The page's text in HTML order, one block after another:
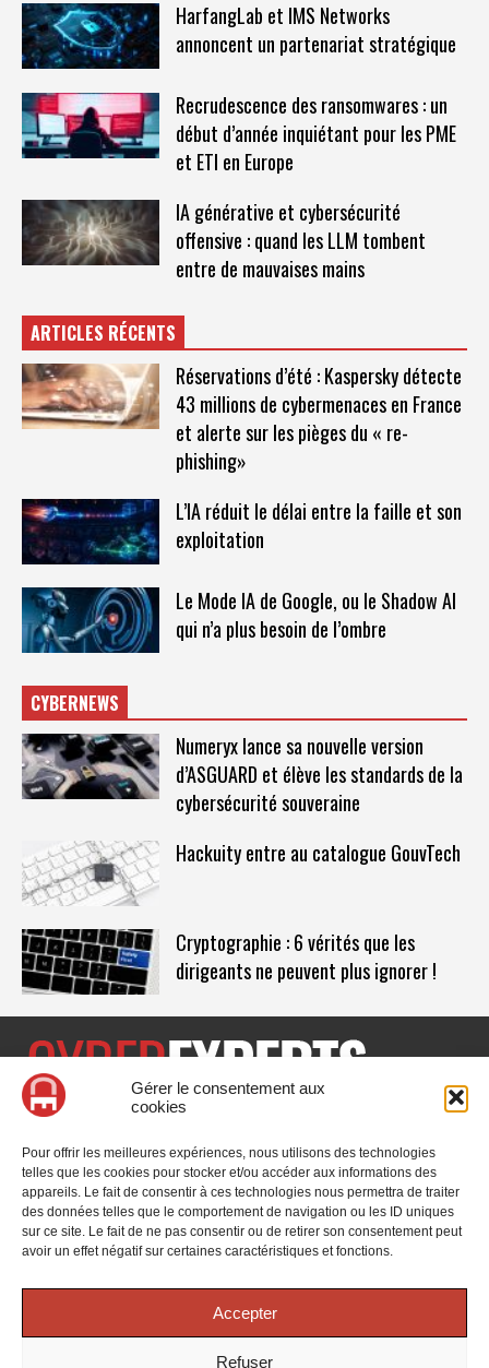
Gérer le consentement aux
cookies
Pour offrir les meilleures expériences, nous utilisons des technologies
telles que les cookies pour stocker et/ou accéder aux informations des
appareils. Le fait de consentir à ces technologies nous permettra de traiter
des données telles que le comportement de navigation ou les ID uniques
sur ce site. Le fait de ne pas consentir ou de retirer son consentement peut
avoir un effet négatif sur certaines caractéristiques et fonctions.
Accepter
Refuser
HarfangLab et IMS Networks
annoncent un partenariat stratégique
Recrudescence des ransomwares : un
début d’année inquiétant pour les PME
et ETI en Europe
IA générative et cybersécurité
offensive : quand les LLM tombent
entre de mauvaises mains
ARTICLES RÉCENTS
Réservations d’été : Kaspersky détecte
43 millions de cybermenaces en France
et alerte sur les pièges du « re-
phishing»
L’IA réduit le délai entre la faille et son
exploitation
Le Mode IA de Google, ou le Shadow AI
qui n’a plus besoin de l’ombre
CYBERNEWS
Numeryx lance sa nouvelle version
d’ASGUARD et élève les standards de la
cybersécurité souveraine
Hackuity entre au catalogue GouvTech
Cryptographie : 6 vérités que les
dirigeants ne peuvent plus ignorer !
CyberExperts.tech est un média dédié à la sécurité informatique
l'actualité, des retours d'utilisateurs, des évènements, des livres
blancs et les nominations du secteur. Retrouvez toutes les
informations sur les innovations en cybersécurité.
Vous cherchez quelque chose ?